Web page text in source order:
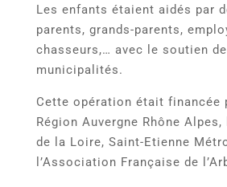
Les enfants étaient aidés par
parents, grands-parents,
chasseurs,… avec le soutien
municipalités.
Cette opération était financée
Région Auvergne Rhône
de la Loire, Saint-Etienne
l’Association Française de